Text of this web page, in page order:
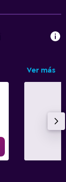
Ver más